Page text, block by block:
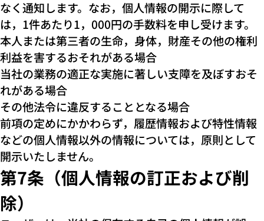
なく通知します。なお，個人情報の開示に際して
は，1件あたり1，000円の手数料を申し受けます。
本人または第三者の生命，身体，財産その他の権利
利益を害するおそれがある場合
当社の業務の適正な実施に著しい支障を及ぼすおそ
れがある場合
その他法令に違反することとなる場合
前項の定めにかかわらず，履歴情報および特性情報
などの個人情報以外の情報については，原則として
開示いたしません。
第7条（個人情報の訂正および削
除）